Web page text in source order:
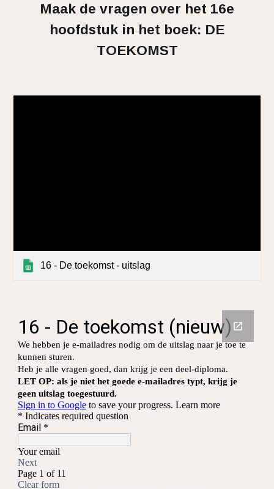
Maak de vragen over het 16e
hoofdstuk in het boek: DE
TOEKOMST
16 - De toekomst - uitslag